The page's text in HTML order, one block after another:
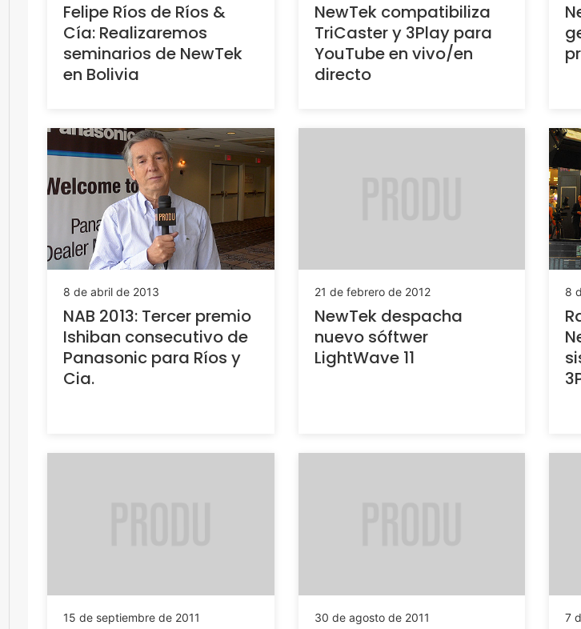
Felipe Ríos de Ríos &
Cía: Realizaremos
seminarios de NewTek
en Bolivia
NewTek compatibiliza
TriCaster y 3Play para
YouTube en vivo/en
directo
8 de abril de 2013
NAB 2013: Tercer premio
Ishiban consecutivo de
Panasonic para Ríos y
Cia.
21 de febrero de 2012
NewTek despacha
nuevo sóftwer
LightWave 11
8
15 de septiembre de 2011 30 de agosto de 2011 7